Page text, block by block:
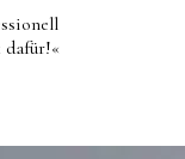
dafür!«